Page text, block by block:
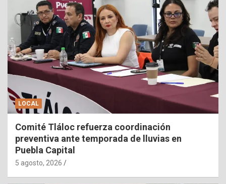
LOCAL
Comité Tláloc refuerza coordinación
preventiva ante temporada de lluvias en
Puebla Capital
5 agosto, 2026